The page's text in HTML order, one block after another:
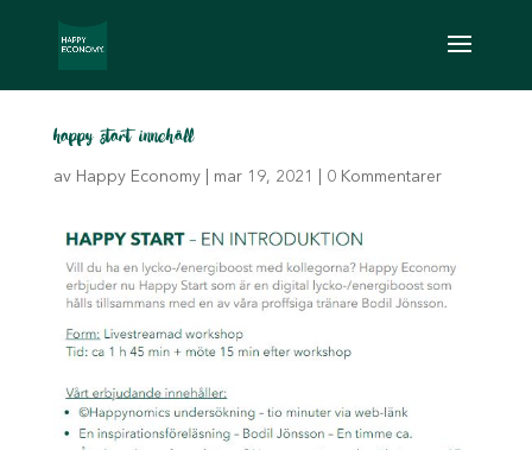
happy start innehåll
av Happy Economy| mar 19, 2021 0 Kommentarer